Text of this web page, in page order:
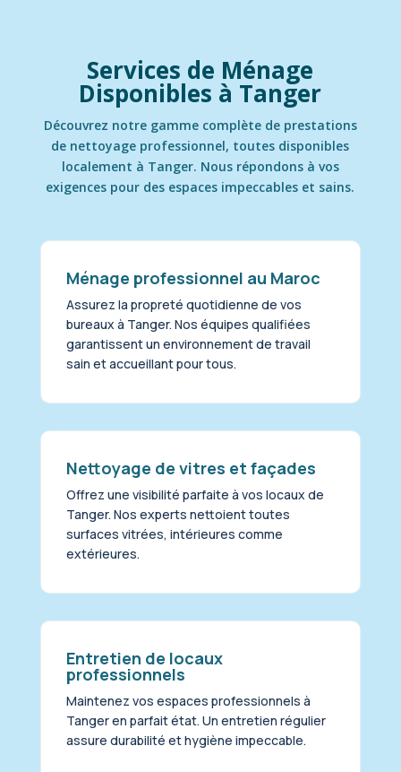
Services de Ménage
Disponibles à Tanger
Découvrez notre gamme complète de prestations
de nettoyage professionnel, toutes disponibles
localement à Tanger. Nous répondons à vos
exigences pour des espaces impeccables et sains.
Ménage professionnel au Maroc
Assurez la propreté quotidienne de vos
bureaux à Tanger. Nos équipes qualifiées
garantissent un environnement de travail
sain et accueillant pour tous.
Nettoyage de vitres et façades
Offrez une visibilité parfaite à vos locaux de
Tanger. Nos experts nettoient toutes
surfaces vitrées, intérieures comme
extérieures.
Entretien de locaux
professionnels
Maintenez vos espaces professionnels à
Tanger en parfait état. Un entretien régulier
assure durabilité et hygiène impeccable.